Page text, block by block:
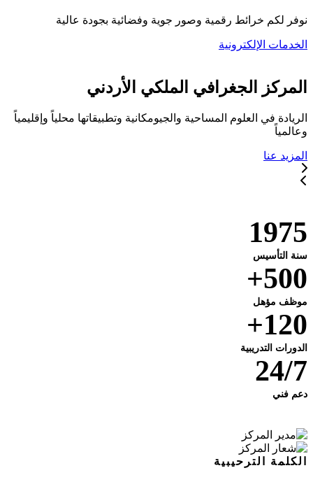
نوفر لكم خرائط رقمية وصور جوية وفضائية بجودة عالية
الخدمات الإلكترونية
المركز الجغرافي الملكي الأردني
الريادة في العلوم المساحية والجيومكانية وتطبيقاتها محلياً وإقليمياً
وعالمياً
المزيد عنا
1975
سنة التأسيس
500+
موظف مؤهل
120+
الدورات التدريبية
24/7
دعم فني
الكلمة الترحيبية